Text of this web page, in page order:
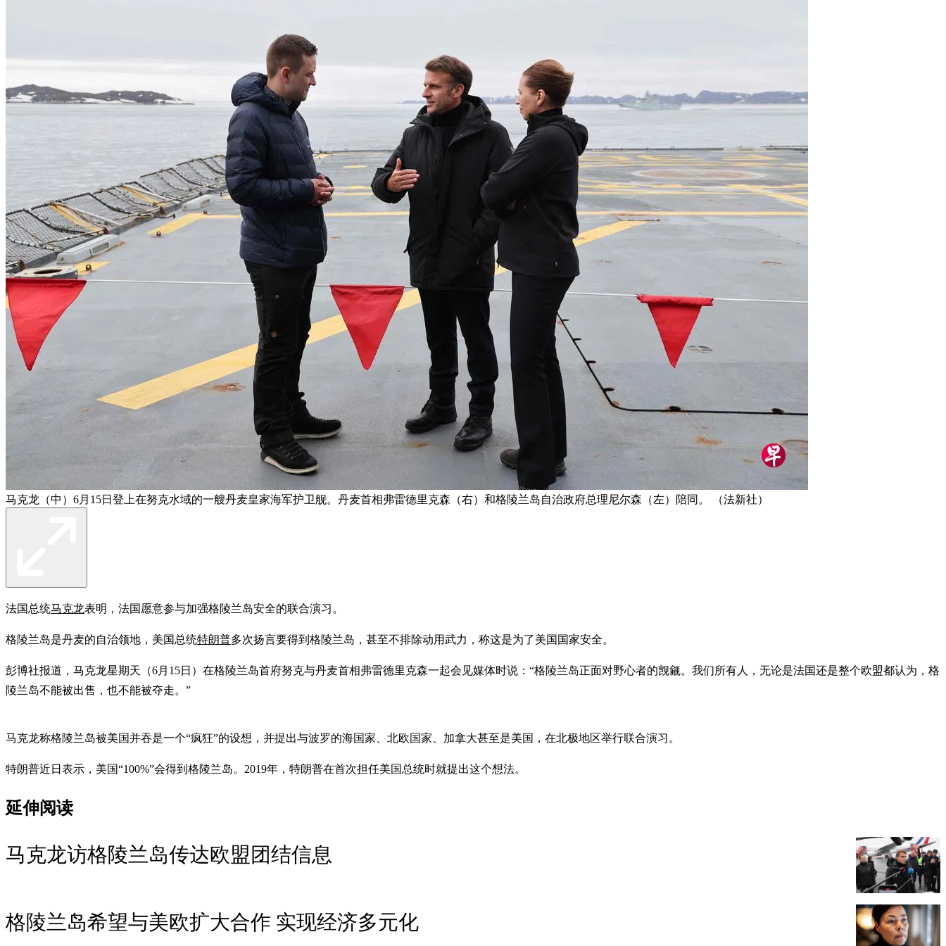
马克龙（中）6月15日登上在努克水域的一艘丹麦皇家海军护卫舰。丹麦首相弗雷德里克森（右）和格陵兰岛自治政府总理尼尔森（左）陪同。 （法新社）
法国总统马克龙表明，法国愿意参与加强格陵兰岛安全的联合演习。
格陵兰岛是丹麦的自治领地，美国总统特朗普多次扬言要得到格陵兰岛，甚至不排除动用武力，称这是为了美国国家安全。
彭博社报道，马克龙星期天（6月15日）在格陵兰岛首府努克与丹麦首相弗雷德里克森一起会见媒体时说：“格陵兰岛正面对野心者的觊觎。我们所有人，无论是法国还是整个欧盟都认为，格
陵兰岛不能被出售，也不能被夺走。”
马克龙称格陵兰岛被美国并吞是一个“疯狂”的设想，并提出与波罗的海国家、北欧国家、加拿大甚至是美国，在北极地区举行联合演习。
特朗普近日表示，美国“100%”会得到格陵兰岛。2019年，特朗普在首次担任美国总统时就提出这个想法。
延伸阅读
马克龙访格陵兰岛传达欧盟团结信息
格陵兰岛希望与美欧扩大合作 实现经济多元化